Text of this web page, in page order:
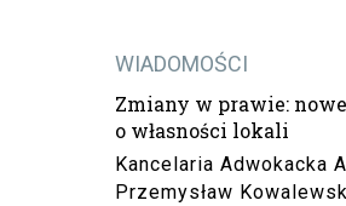
WIADOMOŚCI
Zmiany w prawie:
o własności lokali
Kancelaria Adwokacka
Przemysław